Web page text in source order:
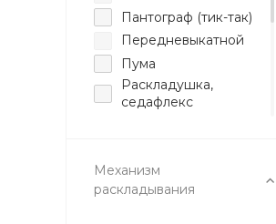
Пантограф (тик-так)
Передневыкатной
Пума
Раскладушка,
седафлекс
Соло
Аккордеон
Механизм
раскладывания